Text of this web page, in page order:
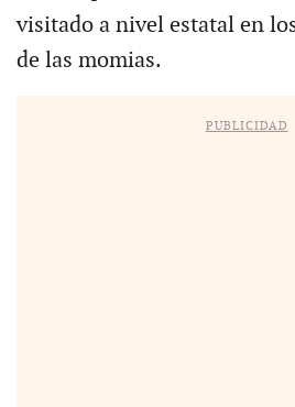
visitado a nivel estatal en
de las momias.
PUBLICIDAD